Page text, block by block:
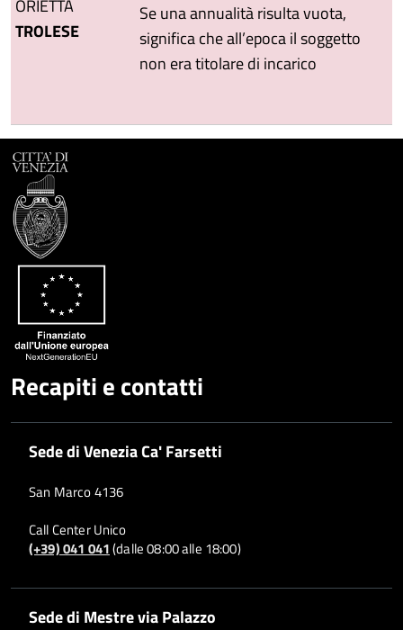
ORIETTA
TROLESE
Se una annualità risulta vuota,
significa che all’epoca il soggetto
non era titolare di incarico
Recapiti e contatti
Sede di Venezia Ca' Farsetti
San Marco 4136
Call Center Unico
(+39) 041 041(dalle 08:00 alle 18:00)
Sede di Mestre via Palazzo